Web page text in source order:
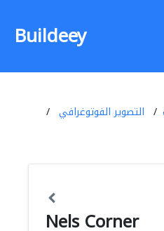
Buildeey
التصوير الفوتوغرافي
Nels Corner